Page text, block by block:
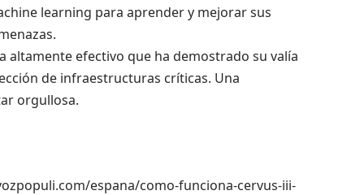
learning para aprender y mejorar sus
altamente efectivo que ha demostrado su valía
de infraestructuras críticas. Una
orgullosa.
espana/como-funciona-cervus-iii-